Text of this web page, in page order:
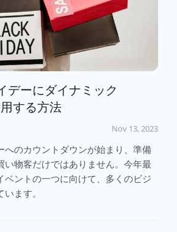
デーにダイナミック
する方法
Nov 13, 2023
へのカウントダウンが始まり、準備
い物客だけではありません。今年最
ベントの一つに向けて、多くのビジ
ます。